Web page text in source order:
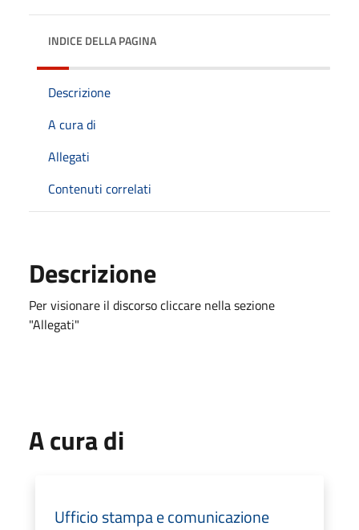
INDICE DELLA PAGINA
Descrizione
A cura di
Allegati
Contenuti correlati
Descrizione
Per visionare il discorso cliccare nella sezione
"Allegati"
A cura di
Ufficio stampa e comunicazione